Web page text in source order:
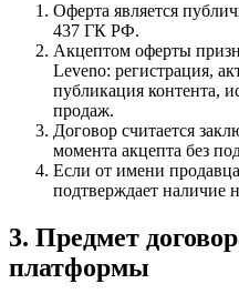
Оферта является
437 ГК РФ.
Акцептом оферты
Leveno: регистрация,
публикация контента,
продаж.
Договор считается
момента акцепта без
Если от имени
подтверждает наличие
3. Предмет
платформы